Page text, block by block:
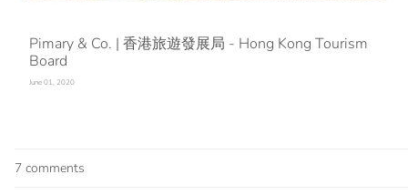
Pimary & Co. | 香港旅遊發展局 - Hong Kong Tourism
Board
June 01, 2020
7 comments